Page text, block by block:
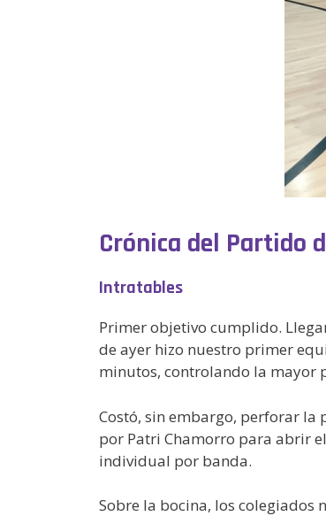
Crónica del Partido
Intratables
Primer objetivo cumplido.
de ayer hizo nuestro primer
minutos, controlando la mayor
Costó, sin embargo, perforar
por Patri Chamorro para abrir
individual por banda.
Sobre la bocina, los colegiados